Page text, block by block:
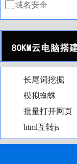
域名安全
长尾词挖掘
模拟蜘蛛
批量打开网页
html互转js